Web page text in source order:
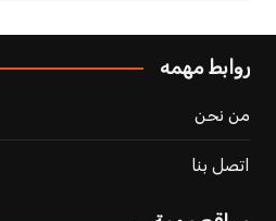
روابط مهمه
من نحن
اتصل بنا